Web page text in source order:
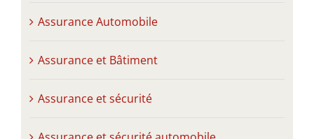
Assurance Automobile
Assurance et Bâtiment
Assurance et sécurité